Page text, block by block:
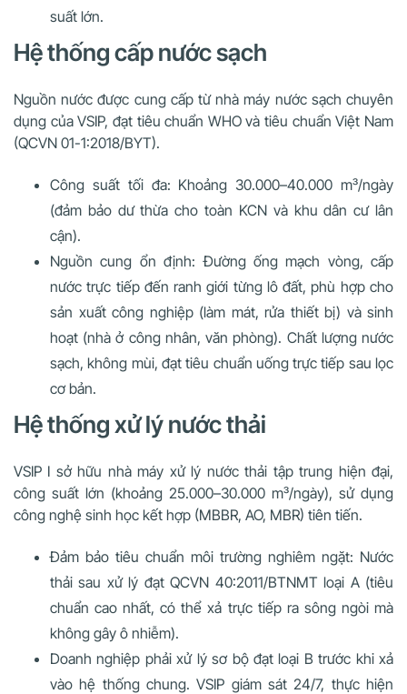
suất lớn.
Hệ thống cấp nước sạch
Nguồn nước được cung cấp từ nhà máy nước sạch chuyên
dụng của VSIP, đạt tiêu chuẩn WHO và tiêu chuẩn Việt Nam
(QCVN 01-1:2018/BYT).
Công suất tối đa: Khoảng 30.000–40.000 m³/ngày
(đảm bảo dư thừa cho toàn KCN và khu dân cư lân
cận).
Nguồn cung ổn định: Đường ống mạch vòng, cấp
nước trực tiếp đến ranh giới từng lô đất, phù hợp cho
sản xuất công nghiệp (làm mát, rửa thiết bị) và sinh
hoạt (nhà ở công nhân, văn phòng). Chất lượng nước
sạch, không mùi, đạt tiêu chuẩn uống trực tiếp sau lọc
cơ bản.
Hệ thống xử lý nước thải
VSIP I sở hữu nhà máy xử lý nước thải tập trung hiện đại,
công suất lớn (khoảng 25.000–30.000 m³/ngày), sử dụng
công nghệ sinh học kết hợp (MBBR, AO, MBR) tiên tiến.
Đảm bảo tiêu chuẩn môi trường nghiêm ngặt: Nước
thải sau xử lý đạt QCVN 40:2011/BTNMT loại A (tiêu
chuẩn cao nhất, có thể xả trực tiếp ra sông ngòi mà
không gây ô nhiễm).
Doanh nghiệp phải xử lý sơ bộ đạt loại B trước khi xả
vào hệ thống chung. VSIP giám sát 24/7, thực hiện